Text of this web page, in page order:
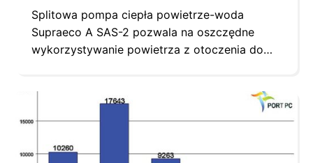
Splitowa pompa ciepła powietrze-woda
Supraeco A SAS-2 pozwala na oszczędne
wykorzystywanie powietrza z otoczenia do